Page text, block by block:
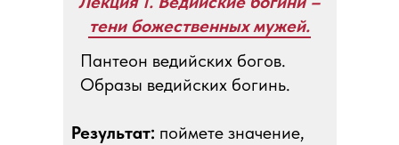
тени божественных мужей.
Пантеон ведийских богов.
Образы ведийских богинь.
Результат: поймете значение,